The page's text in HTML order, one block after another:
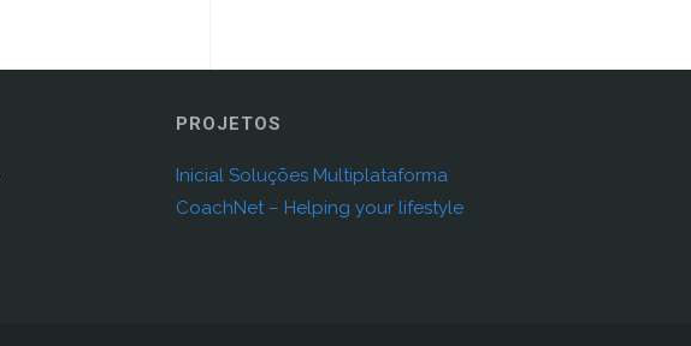
PROJETOS
Inicial Soluções Multiplataforma
CoachNet – Helping your lifestyle